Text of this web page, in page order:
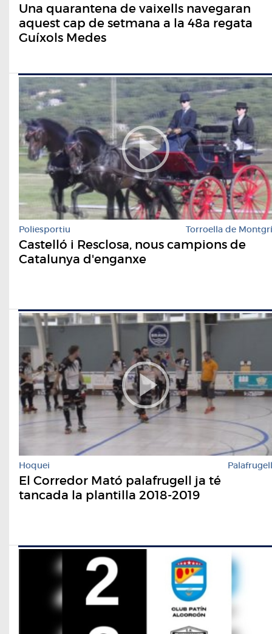
Una quarantena de vaixells navegaran
aquest cap de setmana a la 48a regata
Guíxols Medes
Poliesportiu Torroella de Montgrí
Castelló i Resclosa, nous campions de
Catalunya d'enganxe
Hoquei Palafrugell
El Corredor Mató palafrugell ja té
tancada la plantilla 2018-2019